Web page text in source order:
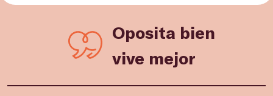
Oposita bien
vive mejor